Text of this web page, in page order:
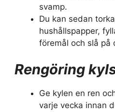
svamp.
Du kan sedan
hushållspapper,
föremål och slå på
Rengöring
Ge kylen en ren
varje vecka innan